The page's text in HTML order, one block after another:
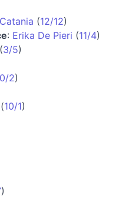
(12/12)
: Erika De Pieri (11/4)
(3/5)
2)
(10/1)
)